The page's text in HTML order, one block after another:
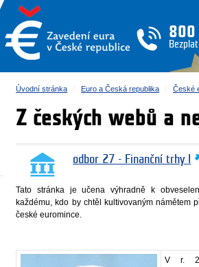
800
Úvodní stránka Euro a Česká republika České
Z českých webů a
odbor 27 - Finanční trhy I
Tato stránka je učena výhradně k
každému, kdo by chtěl kultivovaným námětem
české euromince.
V r.